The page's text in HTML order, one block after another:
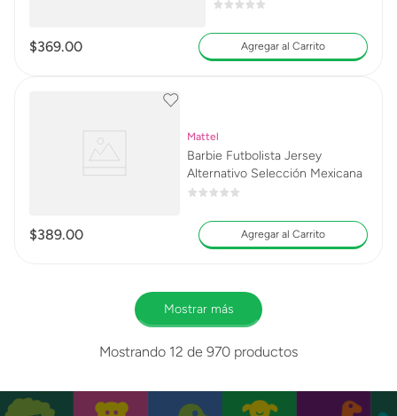
$369.00 Agregar al Carrito
Mattel
Barbie Futbolista Jersey
Alternativo Selección Mexicana
$389.00 Agregar al Carrito
Mostrar más
Mostrando 12 de 970 productos